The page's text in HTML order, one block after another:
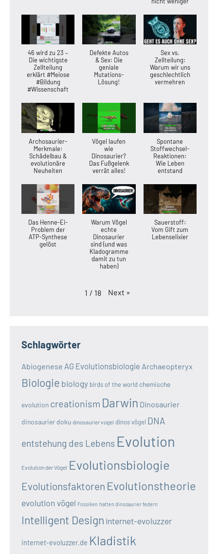
46 wird zu 23 –
Die wichtigste
Zellteilung
erklärt #Meiose
#Bildung
#Wissenschaft
Defekte Autos
& Sex: Die
geniale
Mutations-
Lösung!
Sex vs.
Zellteilung:
Warum wir uns
geschlechtlich
vermehren
Archosaurier-
Merkmale:
Schädelbau &
evolutionäre
Neuheiten
Vögel laufen
wie
Dinosaurier?
Das Fußgelenk
verrät alles!
Spontane
Stoffwechsel-
Reaktionen:
Wie Leben
entstand
Das Henne-Ei-
Problem der
ATP-Synthese
gelöst
Warum Vögel
echte
Dinosaurier
sind (und was
Kladogramme
damit zu tun
haben)
Sauerstoff:
Vom Gift zum
Lebenselixier
1 / 18 Next »
Schlagwörter
Abiogenese AG Evolutionsbiologie Archaeopteryx
Biologie biology birds of the world chemische
evolution creationism Darwin Dinosaurier
dinosaurier doku dinosaurier vogel dinos vögel DNA
entstehung des Lebens Evolution
Evolution der Vögel Evolutionsbiologie
Evolutionsfaktoren Evolutionstheorie
evolution vögel Fossilien hatten dinosaurier federn
Intelligent Design internet-evoluzzer
internet-evoluzzer.de Kladistik